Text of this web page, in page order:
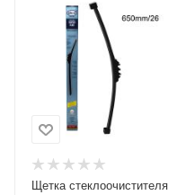
Щетка стеклоочистителя